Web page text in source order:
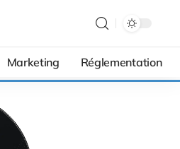
Marketing Réglementation